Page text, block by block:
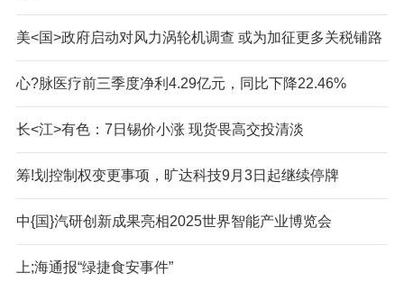
美<国>政府启动对风力涡轮机调查 或为加征更多关税铺路
心?脉医疗前三季度净利4.29亿元，同比下降22.46%
长<江>有色：7日锡价小涨 现货畏高交投清淡
筹!划控制权变更事项，旷达科技9月3日起继续停牌
中{国}汽研创新成果亮相2025世界智能产业博览会
上;海通报“绿捷食安事件”